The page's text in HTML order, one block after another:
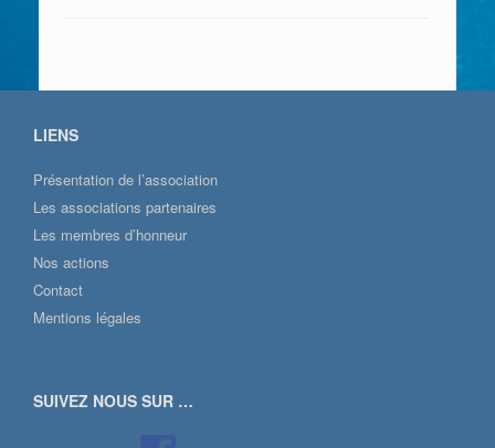
LIENS
Présentation de l’association
Les associations partenaires
Les membres d’honneur
Nos actions
Contact
Mentions légales
SUIVEZ NOUS SUR …